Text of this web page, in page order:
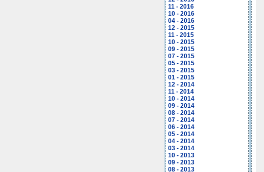
11 - 2016
10 - 2016
04 - 2016
12 - 2015
11 - 2015
10 - 2015
09 - 2015
07 - 2015
05 - 2015
03 - 2015
01 - 2015
12 - 2014
11 - 2014
10 - 2014
09 - 2014
08 - 2014
07 - 2014
06 - 2014
05 - 2014
04 - 2014
03 - 2014
10 - 2013
09 - 2013
08 - 2013